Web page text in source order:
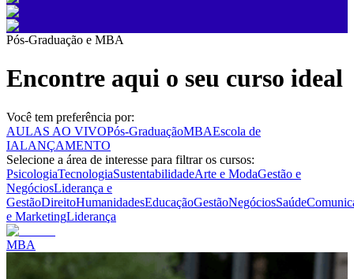
Pós-Graduação e MBA
Encontre aqui o seu curso ideal
Você tem preferência por:
AULAS AO VIVOPós-GraduaçãoMBAEscola de
IALANÇAMENTO
Selecione a área de interesse para filtrar os cursos:
PsicologiaTecnologiaSustentabilidadeArte e ModaGestão e
NegóciosLiderança e
GestãoDireitoHumanidadesEducaçãoGestãoNegóciosSaúde
e MarketingLiderança
MBA